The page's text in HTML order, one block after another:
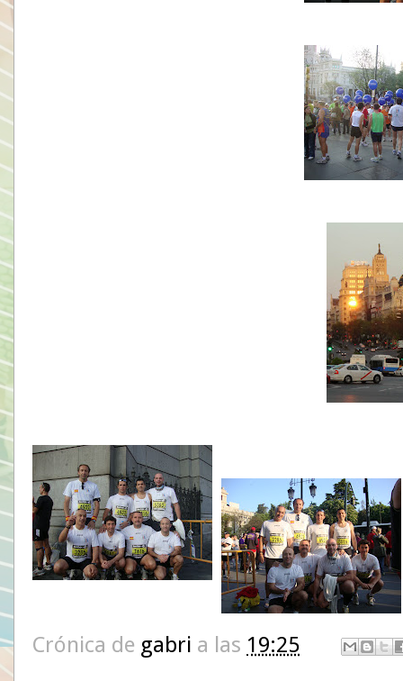
Crónica de gabri a las 19:25